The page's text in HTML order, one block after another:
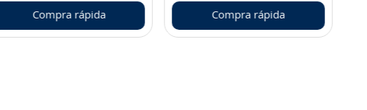
Compra rápida Compra rápida